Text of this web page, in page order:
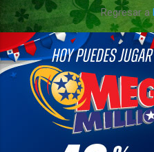
Regresar a